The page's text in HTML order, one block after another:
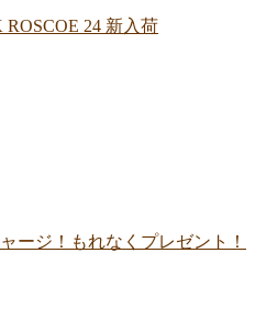
24 新入荷
ージ！もれなくプレゼント！